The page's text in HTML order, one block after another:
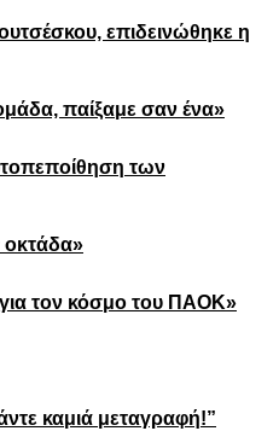
επιδεινώθηκε η
παίξαμε σαν ένα»
των
οκτάδα»
για τον κόσμο του ΠΑΟΚ»
καμιά μεταγραφή!”